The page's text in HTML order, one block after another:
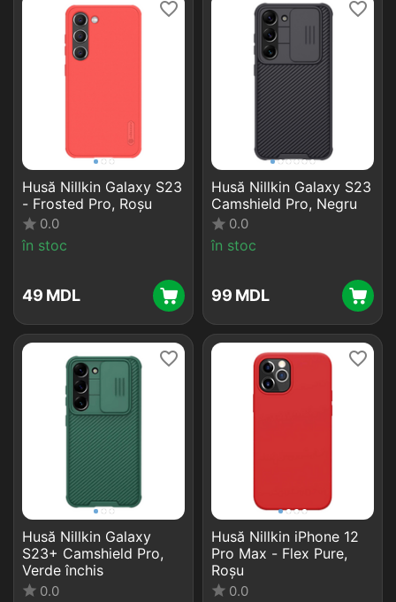
Husă Nillkin Galaxy S23
- Frosted Pro, Roșu
0.0
în stoc
‍49‍ MDL
Husă Nillkin Galaxy S23
Camshield Pro, Negru
0.0
în stoc
‍99‍ MDL
Husă Nillkin Galaxy
S23+ Camshield Pro,
Verde închis
0.0
Husă Nillkin iPhone 12
Pro Max - Flex Pure,
Roșu
0.0